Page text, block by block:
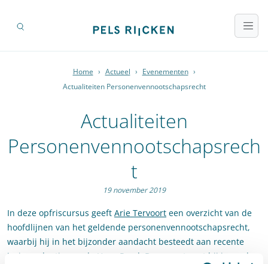
Home › Actueel › Evenementen ›
Actualiteiten Personenvennootschapsrecht
Actualiteiten
Personenvennootschapsrech
t
19 november 2019
In deze opfriscursus geeft Arie Tervoort een overzicht van de
hoofdlijnen van het geldende personenvennootschapsrecht,
waarbij hij in het bijzonder aandacht besteedt aan recente
jurisprudentie van de Hoge Raad. Daarnaast gaat hij in op de